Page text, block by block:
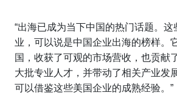
“出海已成为当下中国的热门话题。
业，可以说是中国企业出海的榜样。
国，收获了可观的市场营收，也贡献
大批专业人才，并带动了相关产业发
可以借鉴这些美国企业的成熟经验。”